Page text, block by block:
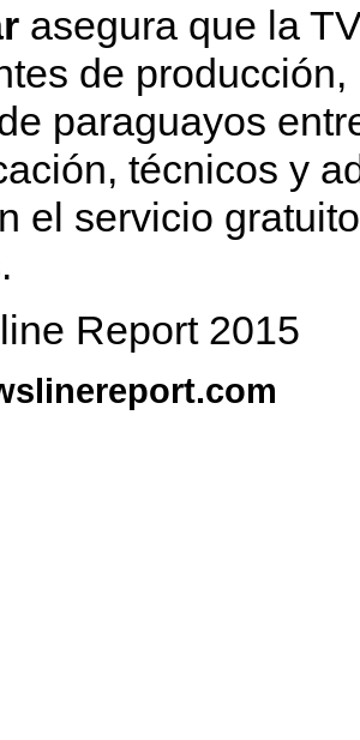
asegura que la
de
paraguayos
técnicos y
el servicio
Report 2015